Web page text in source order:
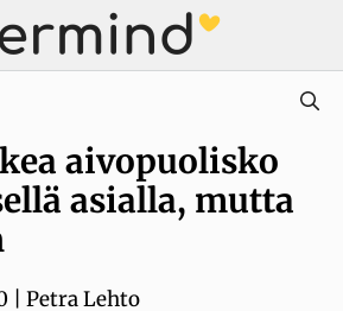
aivopuolisko
asialla, mutta
Petra Lehto